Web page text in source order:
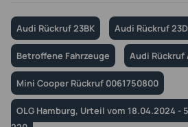
Audi Rückruf 23BK Audi Rückruf
Betroffene Fahrzeuge Audi Rückruf
Mini Cooper Rückruf 0061750800
OLG Hamburg, Urteil vom 18.04.2024 -